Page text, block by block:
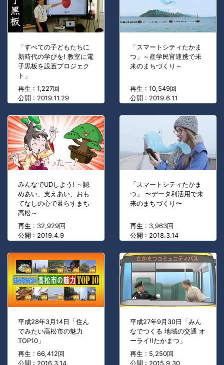
「すべての子どもたちに
新時代の学びを! 教室に電
子黒板を設置プロジェク
ト」
再生 : 1,227回
公開 : 2019.11.29
「スマートシティたかま
つ」～産学民官連携で未
来のまちづくり～
再生 : 10,549回
公開 : 2019.6.11
みんなでUDしよう! ～認
めあい、支えあい、おも
てなしの心で暮らすまち
高松～
再生 : 32,929回
公開 : 2019.4.9
「スマートシティたかま
つ」 〜データ利活用で未
来のまちづくり〜
再生 : 3,963回
公開 : 2018.3.14
平成28年3月14日「住ん
でみたい高松市の魅力
TOP10」
再生 : 66,412回
公開 : 2016.3.14
平成27年9月30日「みん
なでつくる 地域の交通 オ
ーライ!!たかまつ」
再生 : 5,250回
公開 : 2015.9.30